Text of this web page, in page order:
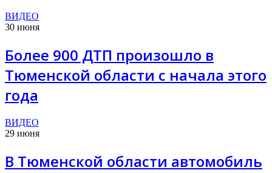
ВИДЕО
30 июня
Более 900 ДТП произошло в
Тюменской области с начала этого
года
ВИДЕО
29 июня
В Тюменской области автомобиль